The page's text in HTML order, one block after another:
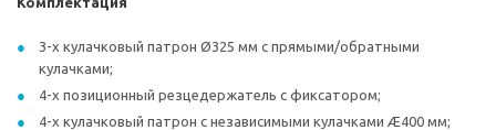
3-х кулачковый патрон Ø325 мм с прямыми/обратными
кулачками;
4-х позиционный резцедержатель с фиксатором;
4-х кулачковый патрон с независимыми кулачками Æ400 мм;